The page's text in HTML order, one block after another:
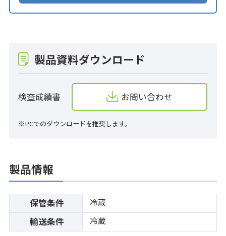
製品資料ダウンロード
検査成績書 お問い合わせ
※PCでのダウンロードを推奨します。
製品情報
保管条件 冷蔵
輸送条件 冷蔵